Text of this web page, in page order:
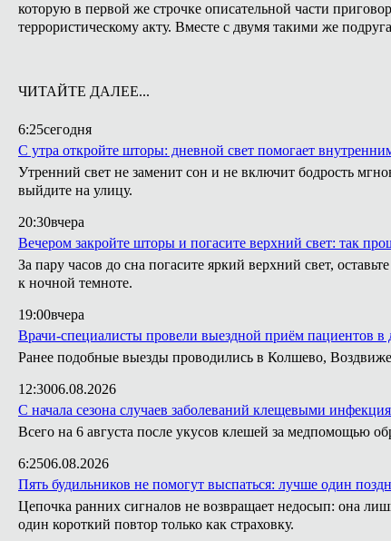
которую в первой же строчке описательной части
террористическому акту. Вместе с двумя такими же
ЧИТАЙТЕ ДАЛЕЕ...
6:25сегодня
С утра откройте шторы: дневной свет помогает
Утренний свет не заменит сон и не включит бодрость
выйдите на улицу.
20:30вчера
Вечером закройте шторы и погасите верхний свет: так
За пару часов до сна погасите яркий верхний свет,
к ночной темноте.
19:00вчера
Врачи-специалисты провели выездной приём пациентов в
Ранее подобные выезды проводились в Колшево,
12:3006.08.2026
С начала сезона случаев заболеваний клещевыми
Всего на 6 августа после укусов клешей за медпомощью
6:2506.08.2026
Пять будильников не помогут выспаться: лучше один
Цепочка ранних сигналов не возвращает недосып: она
один короткий повтор только как страховку.